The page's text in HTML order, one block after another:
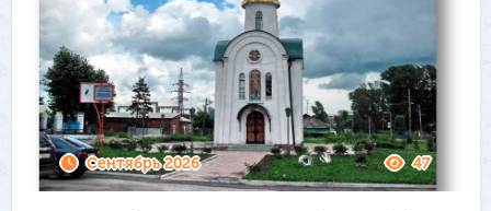
Сентябрь 2026 47